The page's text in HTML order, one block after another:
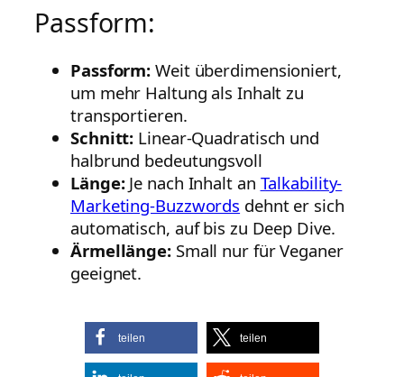
Passform:
Passform: Weit überdimensioniert,
um mehr Haltung als Inhalt zu
transportieren.
Schnitt: Linear-Quadratisch und
halbrund bedeutungsvoll
Länge:Je nach Inhalt an Talkability-
Marketing-Buzzwords dehnt er sich
automatisch, auf bis zu Deep Dive.
Ärmellänge:Small nur für Veganer
geeignet.
teilen teilen